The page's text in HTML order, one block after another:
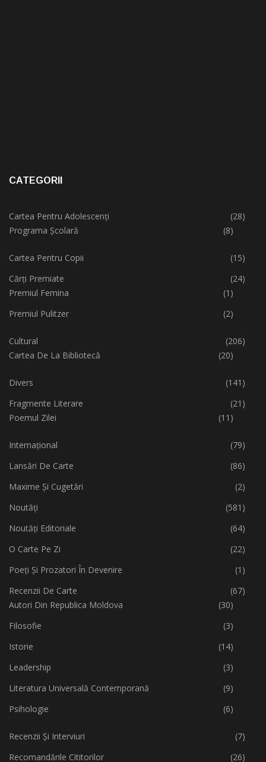
CATEGORII
Cartea Pentru Adolescenți
(28)
Programa Școlară
(8)
Cartea Pentru Copii
(15)
Cărți Premiate
(24)
Premiul Femina
(1)
Premiul Pulitzer
(2)
Cultural
(206)
Cartea De La Bibliotecă
(20)
Divers
(141)
Fragmente Literare
(21)
Poemul Zilei
(11)
Internațional
(79)
Lansări De Carte
(86)
Maxime Și Cugetări
(2)
Noutăți
(581)
Noutăți Editoriale
(64)
O Carte Pe Zi
(22)
Poeți Și Prozatori În Devenire
(1)
Recenzii De Carte
(67)
Autori Din Republica Moldova
(30)
Filosofie
(3)
Istorie
(14)
Leadership
(3)
Literatura Universală Contemporană
(9)
Psihologie
(6)
Recenzii Și Interviuri
(7)
Recomandările Cititorilor
(26)